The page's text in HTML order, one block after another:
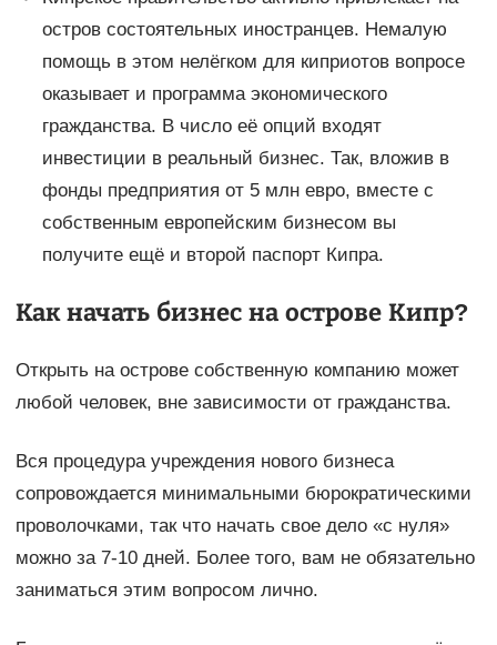
остров состоятельных иностранцев. Немалую
помощь в этом нелёгком для киприотов вопросе
оказывает и программа экономического
гражданства. В число её опций входят
инвестиции в реальный бизнес. Так, вложив в
фонды предприятия от 5 млн евро, вместе с
собственным европейским бизнесом вы
получите ещё и второй паспорт Кипра.
Как начать бизнес на острове Кипр?
Открыть на острове собственную компанию может
любой человек, вне зависимости от гражданства.
Вся процедура учреждения нового бизнеса
сопровождается минимальными бюрократическими
проволочками, так что начать свое дело «с нуля»
можно за 7-10 дней. Более того, вам не обязательно
заниматься этим вопросом лично.